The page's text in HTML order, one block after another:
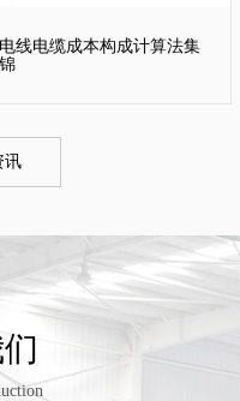
电线电缆成本构成计算法集
锦
讯